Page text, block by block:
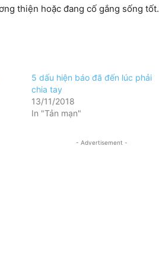
thiện hoặc đang cố gắng sống tốt.
5 dấu hiện báo đã đến lúc phải
chia tay
13/11/2018
In "Tản mạn"
- Advertisement -